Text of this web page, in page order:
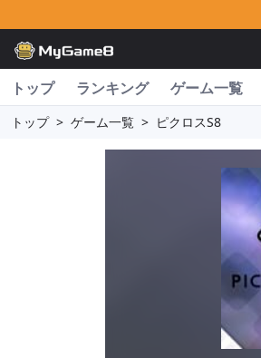
トップ ランキング ゲーム一覧
トップ > ゲーム一覧 > ピクロスS8